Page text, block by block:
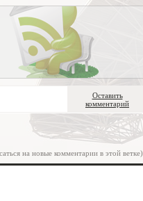
Оставить
комментарий
на новые комментарии в этой ветке)